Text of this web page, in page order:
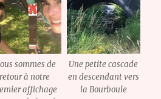
sommes de
retour à notre
affichage
Une petite cascade
en descendant vers
la Bourboule